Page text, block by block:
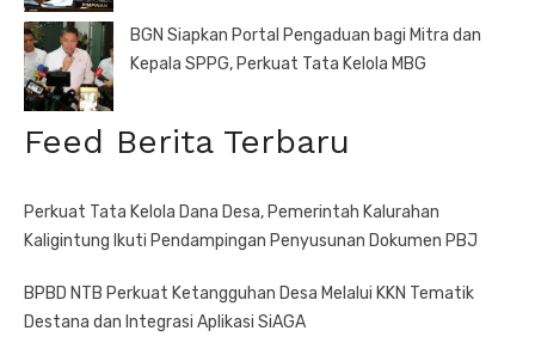
BGN Siapkan Portal Pengaduan bagi Mitra dan
Kepala SPPG, Perkuat Tata Kelola MBG
Feed Berita Terbaru
Perkuat Tata Kelola Dana Desa, Pemerintah Kalurahan
Kaligintung Ikuti Pendampingan Penyusunan Dokumen PBJ
BPBD NTB Perkuat Ketangguhan Desa Melalui KKN Tematik
Destana dan Integrasi Aplikasi SiAGA